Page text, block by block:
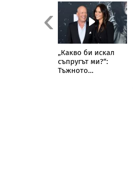
Previous
„Какво би искал
съпругът ми?“:
Тъжното